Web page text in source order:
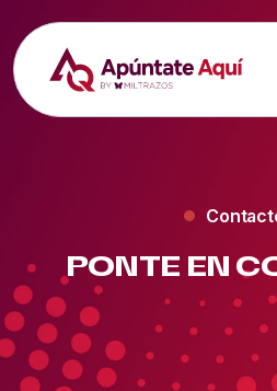
PONTE EN